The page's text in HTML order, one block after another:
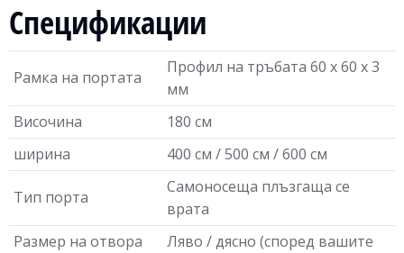
Спецификации
Рамка на портата
Профил на тръбата 60 х 60 х 3
мм
Височина
180 см
ширина
400 см / 500 см / 600 см
Тип порта
Самоносеща плъзгаща се
врата
Размер на отвора
Ляво / дясно (според вашите